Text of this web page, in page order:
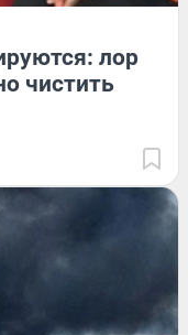
лор
чистить